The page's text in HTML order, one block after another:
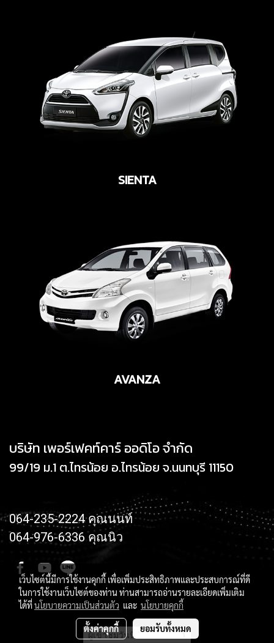
SIENTA
AVANZA
บริษัท เพอร์เฟคท์คาร์ ออดิโอ จำกัด
99/19 ม.1 ต.ไทรน้อย อ.ไทรน้อย จ.นนทบุรี 11150
064-235-2224 คุณนนท์
064-976-6336 คุณนิว
ผู้เข้าชมวันนี้ 1
เว็บไซต์นี้มีการใช้งานคุกกี้ เพื่อเพิ่มประสิทธิภาพและประสบการณ์ที่ดี
ในการใช้งานเว็บไซต์ของท่าน ท่านสามารถอ่านรายละเอียดเพิ่มเติม
ได้ที่นโยบายความเป็นส่วนตัว และ นโยบายคุกกี้
ตั้งค่าคุกกี้ ยอมรับทั้งหมด